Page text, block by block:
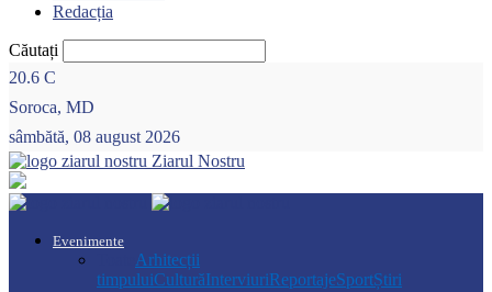
Redacția
Căutați
20.6 C
Soroca, MD
sâmbătă, 08 august 2026
Ziarul Nostru
Evenimente
Arhitecții
timpuluiCulturăInterviuriReportajeSportȘtiri